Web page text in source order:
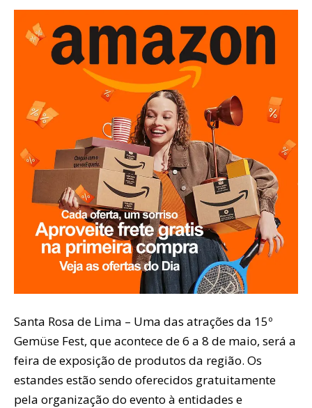
Santa Rosa de Lima – Uma das atrações da 15º
Gemüse Fest, que acontece de 6 a 8 de maio, será a
feira de exposição de produtos da região. Os
estandes estão sendo oferecidos gratuitamente
pela organização do evento à entidades e